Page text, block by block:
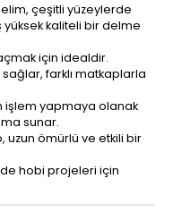
çeşitli yüzeylerde
kaliteli bir delme
için idealdir.
farklı matkaplarla
işlem yapmaya olanak
sunar.
uzun ömürlü ve etkili bir
hobi projeleri için